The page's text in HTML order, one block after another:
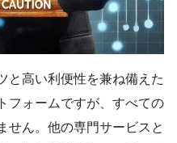
と高い利便性を兼ね備えた
フォームですが、すべての
せん。他の専門サービスと